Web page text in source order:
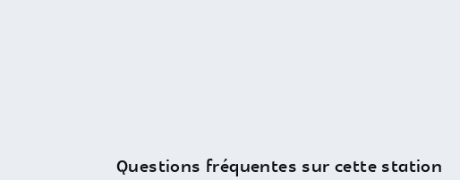
Questions fréquentes sur cette station